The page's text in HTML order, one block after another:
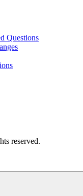
Questions
reserved.